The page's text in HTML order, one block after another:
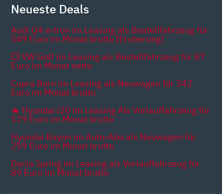
Neueste Deals
Audi Q4 e-tron im Leasing als Bestellfahrzeug für
549 Euro im Monat brutto [Eroberung]
💥 VW Golf im Leasing als Bestellfahrzeug für 87
Euro im Monat netto
Cupra Born im Leasing als Neuwagen für 342
Euro im Monat brutto
🔥 Hyundai i20 im Leasing Als Vorlauffahrzeug für
129 Euro im Monat brutto
Hyundai Bayon im Auto-Abo als Neuwagen für
259 Euro im Monat brutto
Dacia Spring im Leasing als Vorlauffahrzeug für
89 Euro im Monat brutto